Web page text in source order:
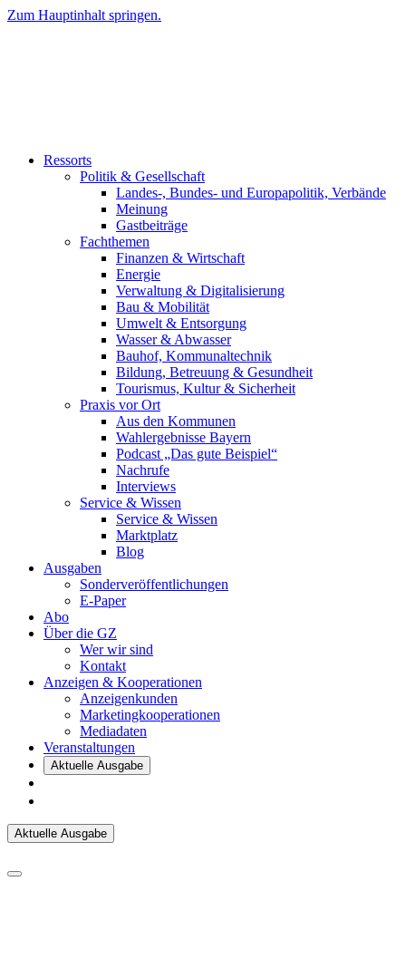
Zum Hauptinhalt springen.
Ressorts
Politik & Gesellschaft
Landes-, Bundes- und Europapolitik, Verbände
Meinung
Gastbeiträge
Fachthemen
Finanzen & Wirtschaft
Energie
Verwaltung & Digitalisierung
Bau & Mobilität
Umwelt & Entsorgung
Wasser & Abwasser
Bauhof, Kommunaltechnik
Bildung, Betreuung & Gesundheit
Tourismus, Kultur & Sicherheit
Praxis vor Ort
Aus den Kommunen
Wahlergebnisse Bayern
Podcast „Das gute Beispiel“
Nachrufe
Interviews
Service & Wissen
Service & Wissen
Marktplatz
Blog
Ausgaben
Sonderveröffentlichungen
E-Paper
Abo
Über die GZ
Wer wir sind
Kontakt
Anzeigen & Kooperationen
Anzeigenkunden
Marketingkooperationen
Mediadaten
Veranstaltungen
Aktuelle Ausgabe
Aktuelle Ausgabe